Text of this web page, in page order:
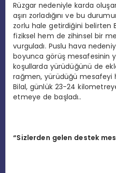
Rüzgar nedeniyle karda
aşırı zorladığını ve bu
zorlu hale getirdiğini belirten
fiziksel hem de zihinsel bir
vurguladı. Puslu hava
boyunca görüş mesafesinin
koşullarda yürüdüğünü de
rağmen, yürüdüğü mesafeyi
Bilal, günlük 23-24
etmeye de başladı..
“Sizlerden gelen destek